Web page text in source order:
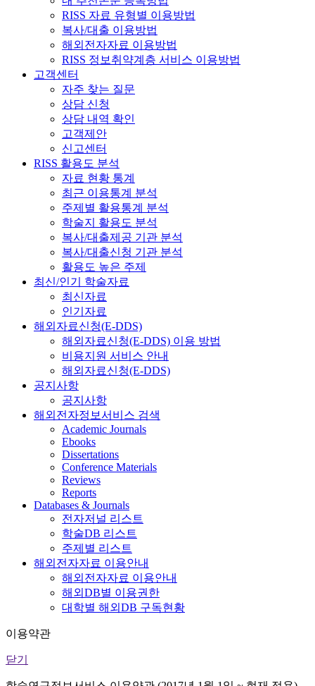
RISS 자료 유형별 이용방법
복사/대출 이용방법
해외전자자료 이용방법
RISS 정보취약계층 서비스 이용방법
고객센터
자주 찾는 질문
상담 신청
상담 내역 확인
고객제안
신고센터
RISS 활용도 분석
자료 현황 통계
최근 이용통계 분석
주제별 활용통계 분석
학술지 활용도 분석
복사/대출제공 기관 분석
복사/대출신청 기관 분석
활용도 높은 주제
최신/인기 학술자료
최신자료
인기자료
해외자료신청(E-DDS)
해외자료신청(E-DDS) 이용 방법
비용지원 서비스 안내
해외자료신청(E-DDS)
공지사항
공지사항
해외전자정보서비스 검색
Academic Journals
Ebooks
Dissertations
Conference Materials
Reviews
Reports
Databases & Journals
전자저널 리스트
학술DB 리스트
주제별 리스트
해외전자자료 이용안내
해외전자자료 이용안내
해외DB별 이용권한
대학별 해외DB 구독현황
이용약관
닫기